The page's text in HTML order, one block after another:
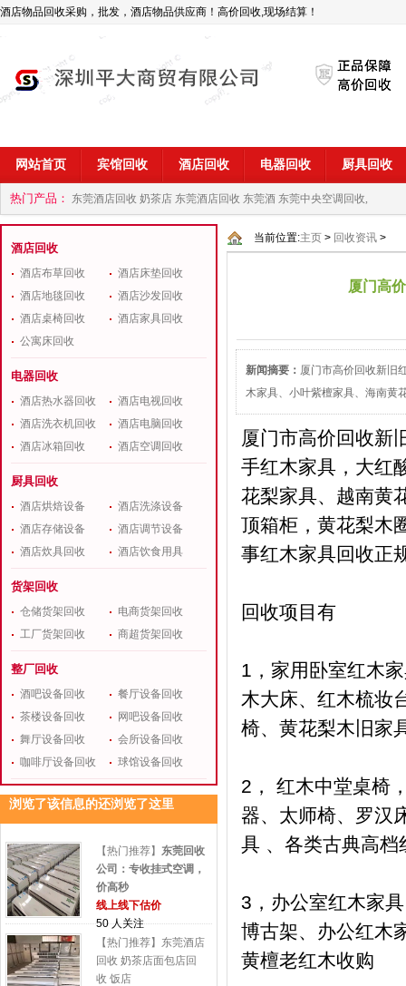
酒店物品回收采购，批发，酒店物品供应商！高价回收,现场结算！
网站首页 宾馆回收 酒店回收 电器回收 厨具回收
热门产品： 东莞酒店回收 奶茶店 东莞酒店回收 东莞酒 东莞中央空调回收,
商 深圳酒店用品回收公司
酒店回收
酒店布草回收
酒店床垫回收
酒店地毯回收
酒店沙发回收
酒店桌椅回收
酒店家具回收
公寓床回收
电器回收
酒店热水器回收
酒店电视回收
酒店洗衣机回收
酒店电脑回收
酒店冰箱回收
酒店空调回收
厨具回收
酒店烘焙设备
酒店洗涤设备
酒店存储设备
酒店调节设备
酒店炊具回收
酒店饮食用具
货架回收
仓储货架回收
电商货架回收
工厂货架回收
商超货架回收
整厂回收
酒吧设备回收
餐厅设备回收
茶楼设备回收
网吧设备回收
舞厅设备回收
会所设备回收
咖啡厅设备回收
球馆设备回收
浏览了该信息的还浏览了这里
【热门推荐】 东莞回收
公司：专收挂式空调，
价高秒
线上线下估价
50 人关注
【热门推荐】东莞酒店
回收 奶茶店面包店回
收 饭店
当前位置:主页 > 回收资讯 >
厦门高
新闻摘要： 厦门市高价回收新旧
木家具、小叶紫檀家具、海南黄
厦门市高价回收新
手红木家具，大红
花梨家具、越南黄
顶箱柜，黄花梨木
事红木家具回收正
回收项目有
1，家用卧室红木
木大床、红木梳妆
椅、黄花梨木旧家
2， 红木中堂桌椅
器、太师椅、罗汉
具 、各类古典高档
3，办公室红木家
博古架、办公红木
黄檀老红木收购